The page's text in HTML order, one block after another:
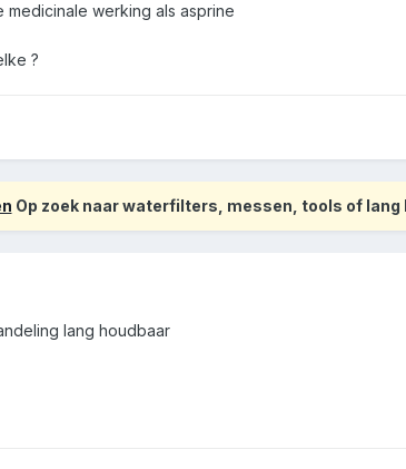
werking als asprine
?
Op zoek naar waterfilters, messen, tools of lang
lang houdbaar